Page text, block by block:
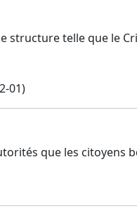
structure telle que le
01)
que les citoyens